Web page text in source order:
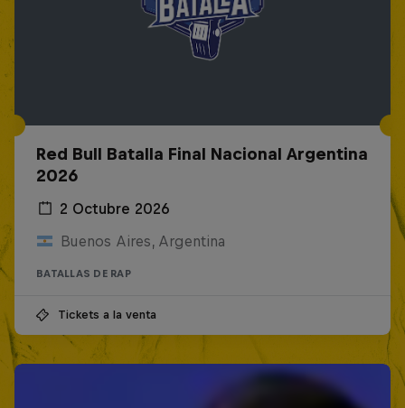
Red Bull Batalla Final Nacional Argentina
2026
2 Octubre 2026
Buenos Aires, Argentina
BATALLAS DE RAP
Tickets a la venta